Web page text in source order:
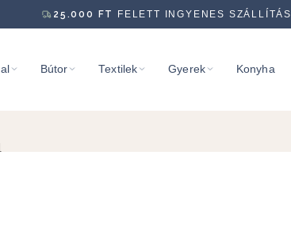
25.000 FT FELETT INGYENES SZÁLLÍTÁS
Bútor Textilek Gyerek Konyha